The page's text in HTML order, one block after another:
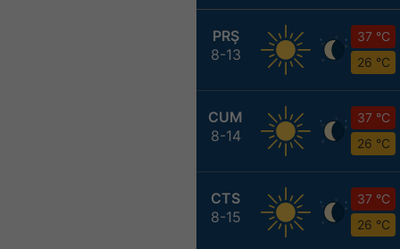
PRŞ
8-13
37 °C
26 °C
CUM
8-14
37 °C
26 °C
CTS
8-15
37 °C
26 °C